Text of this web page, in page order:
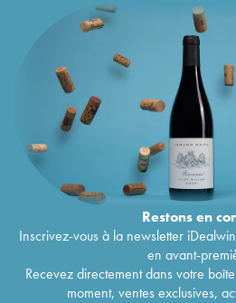
Restons en
Inscrivez-vous à la newsletter
en avant-
Recevez directement dans votre
moment, ventes exclusives,